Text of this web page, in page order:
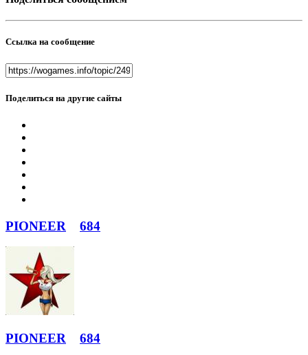
Ссылка на сообщение
Поделиться на другие сайты
PIONEER 684
PIONEER 684